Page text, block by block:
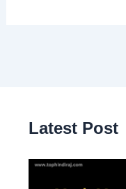
Latest Post